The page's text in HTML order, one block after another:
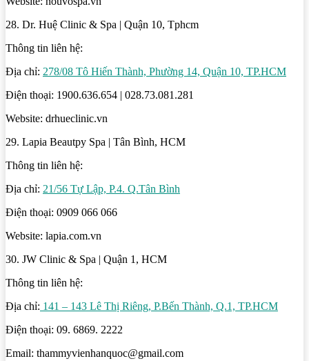
28. Dr. Huệ Clinic & Spa | Quận 10, Tphcm
Thông tin liên hệ:
Địa chỉ: 278/08 Tô Hiến Thành, Phường 14, Quận 10, TP.HCM
Điện thoại: 1900.636.654 | 028.73.081.281
Website: drhueclinic.vn
29. Lapia Beautpy Spa | Tân Bình, HCM
Thông tin liên hệ:
Địa chỉ: 21/56 Tự Lập, P.4. Q.Tân Bình
Điện thoại: 0909 066 066
Website: lapia.com.vn
30. JW Clinic & Spa | Quận 1, HCM
Thông tin liên hệ:
Địa chỉ: 141 – 143 Lê Thị Riêng, P.Bến Thành, Q.1, TP.HCM
Điện thoại: 09. 6869. 2222
Email: thammyvienhanquoc@gmail.com